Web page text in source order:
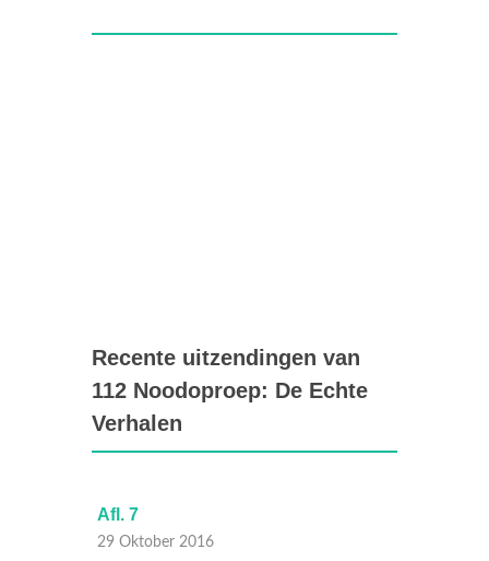
Recente uitzendingen van
112 Noodoproep: De Echte
Verhalen
Afl. 7
29 Oktober 2016